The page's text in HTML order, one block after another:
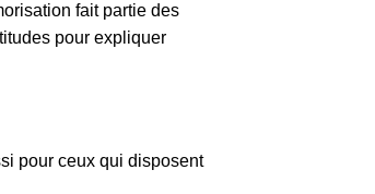
fait partie des
pour expliquer
pour ceux qui disposent